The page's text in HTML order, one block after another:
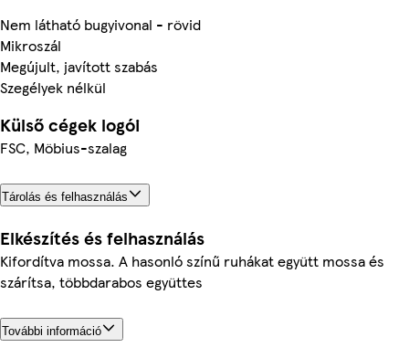
Nem látható bugyivonal - rövid
Mikroszál
Megújult, javított szabás
Szegélyek nélkül
Külső cégek logói
FSC, Möbius-szalag
Tárolás és felhasználás
Elkészítés és felhasználás
Kifordítva mossa. A hasonló színű ruhákat együtt mossa és
szárítsa, többdarabos együttes
További információ